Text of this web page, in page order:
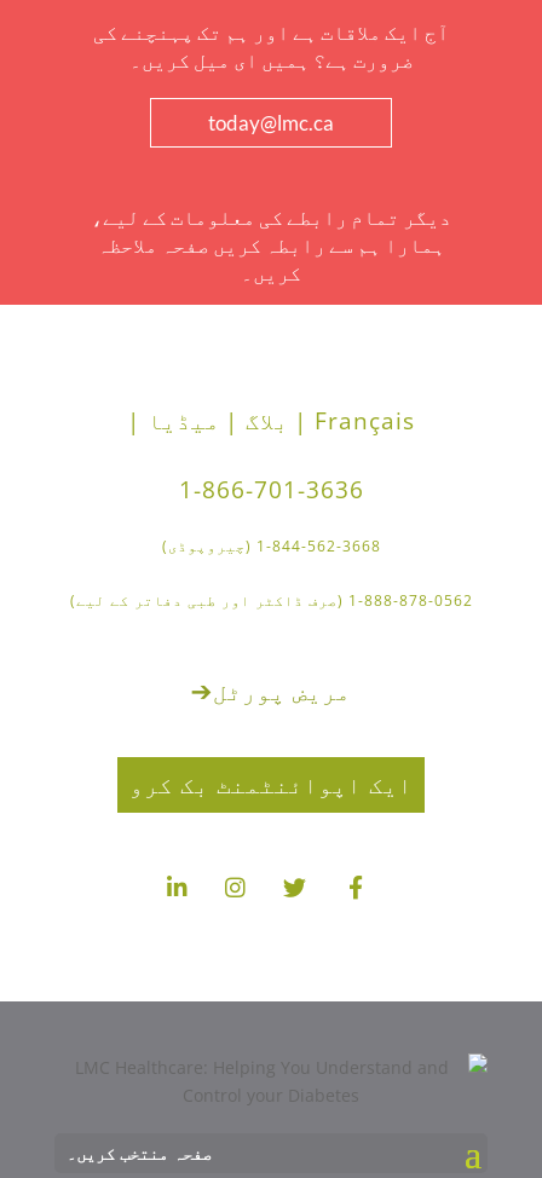
آج ایک ملاقات ہے اور ہم تک پہنچنے کی
ضرورت ہے؟ ہمیں ای میل کریں۔
today@lmc.ca
دیگر تمام رابطے کی معلومات کے لیے،
ہمارا ہم سے رابطہ کریں صفحہ ملاحظہ
کریں۔
Français | بلاگ | میڈیا |
1-866-701-3636
1-844-562-3668 (چیروپوڈی)
1-888-878-0562 (صرف ڈاکٹر اور طبی دفاتر کے لیے)
مریض پورٹل➔
ایک اپوائنٹمنٹ بک کرو
صفحہ منتخب کریں۔